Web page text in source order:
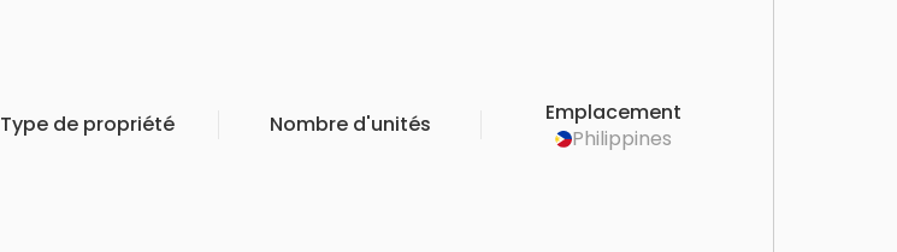
Type de propriété Nombre d'unités
Emplacement
Philippines